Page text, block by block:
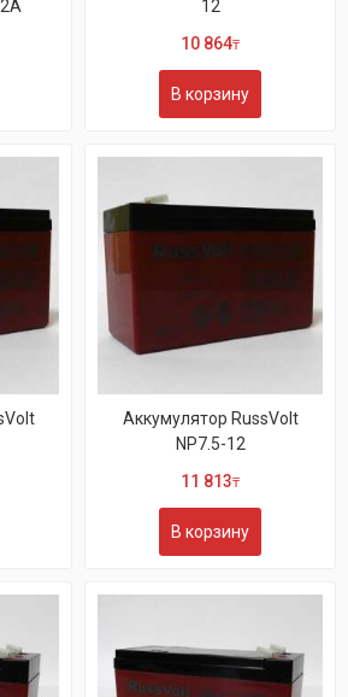
12
10 864₸
В корзину
Аккумулятор RussVolt
NP7.5-12
11 813₸
В корзину